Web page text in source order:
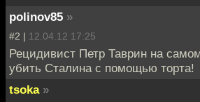
polinov85 »
#2 | 12.04.12 17:25
Рецидивист Петр Таврин на
убить Сталина с помощью торта!
tsoka »